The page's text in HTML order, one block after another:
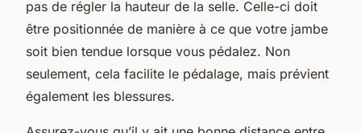
pas de régler la hauteur de la selle. Celle-ci doit
être positionnée de manière à ce que votre jambe
soit bien tendue lorsque vous pédalez. Non
seulement, cela facilite le pédalage, mais prévient
également les blessures.